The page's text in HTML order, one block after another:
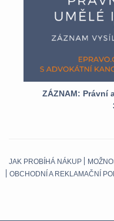
ZÁZNAM: Právní
JAK PROBÍHÁ NÁKUP
OBCHODNÍ A REKLAMAČNÍ